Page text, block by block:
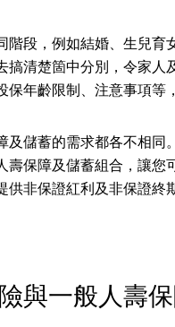
階段，例如結婚、生兒育
搞清楚箇中分別，令家人
保年齡限制、注意事項等
及儲蓄的需求都各不相同
壽保障及儲蓄組合，讓您
供非保證紅利及非保證終
與一般人壽